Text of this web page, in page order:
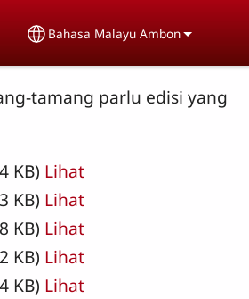
Select your language
Bahasa Malayu Ambon
tamang parlu edisi yang
KB) Lihat
KB) Lihat
KB) Lihat
KB) Lihat
KB) Lihat